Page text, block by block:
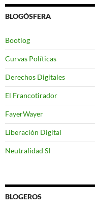
BLOGÓSFERA
Bootlog
Curvas Políticas
Derechos Digitales
El Francotirador
FayerWayer
Liberación Digital
Neutralidad SI
BLOGEROS